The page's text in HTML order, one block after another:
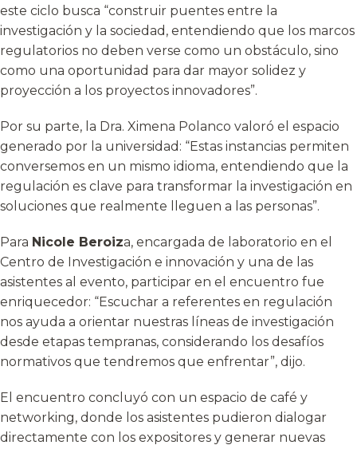
este ciclo busca “construir puentes entre la
investigación y la sociedad, entendiendo que los marcos
regulatorios no deben verse como un obstáculo, sino
como una oportunidad para dar mayor solidez y
proyección a los proyectos innovadores”.
Por su parte, la Dra. Ximena Polanco valoró el espacio
generado por la universidad: “Estas instancias permiten
conversemos en un mismo idioma, entendiendo que la
regulación es clave para transformar la investigación en
soluciones que realmente lleguen a las personas”.
Para Nicole Beroiza, encargada de laboratorio en el
Centro de Investigación e innovación y una de las
asistentes al evento, participar en el encuentro fue
enriquecedor: “Escuchar a referentes en regulación
nos ayuda a orientar nuestras líneas de investigación
desde etapas tempranas, considerando los desafíos
normativos que tendremos que enfrentar”, dijo.
El encuentro concluyó con un espacio de café y
networking, donde los asistentes pudieron dialogar
directamente con los expositores y generar nuevas